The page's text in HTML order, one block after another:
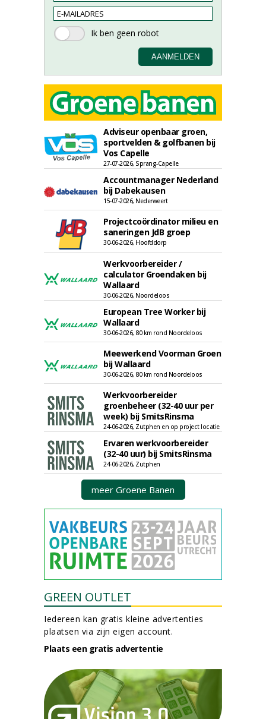
Adviseur openbaar groen,
sportvelden & golfbanen bij
Vos Capelle
27-07-2026, Sprang-Capelle
Accountmanager Nederland
bij Dabekausen
15-07-2026, Nederweert
Projectcoördinator milieu en
saneringen JdB groep
30-06-2026, Hoofddorp
Werkvoorbereider /
calculator Groendaken bij
Wallaard
30-06-2026, Noordeloos
European Tree Worker bij
Wallaard
30-06-2026, 80 km rond Noordeloos
Meewerkend Voorman Groen
bij Wallaard
30-06-2026, 80 km rond Noordeloos
Werkvoorbereider
groenbeheer (32-40 uur per
week) bij SmitsRinsma
24-06-2026, Zutphen en op project locatie
Ervaren werkvoorbereider
(32-40 uur) bij SmitsRinsma
24-06-2026, Zutphen
meer Groene Banen
GREEN OUTLET
Iedereen kan gratis kleine advertenties
plaatsen via zijn eigen account.
Plaats een gratis advertentie